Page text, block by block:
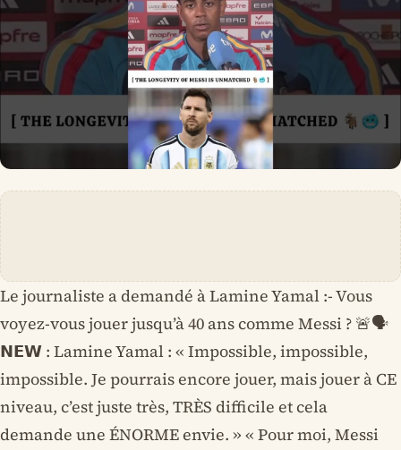
Le journaliste a demandé à Lamine Yamal :- Vous
voyez-vous jouer jusqu’à 40 ans comme Messi ? 🚨🗣️
𝗡𝗘𝗪 : Lamine Yamal : « Impossible, impossible,
impossible. Je pourrais encore jouer, mais jouer à CE
niveau, c’est juste très, TRÈS difficile et cela
demande une ÉNORME envie. » « Pour moi, Messi